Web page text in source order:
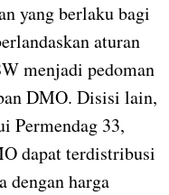
yang berlaku bagi
aturan
menjadi pedoman
DMO. Disisi lain,
Permendag 33,
dapat terdistribusi
dengan harga